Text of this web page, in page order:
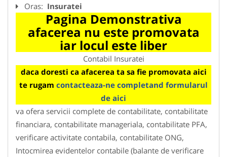
Oras: Insuratei
Pagina Demonstrativa
afacerea nu este promovata
iar locul este liber
Contabil Insuratei
daca doresti ca afacerea ta sa fie promovata aici
te rugam contacteaza-ne completand formularul
de aici
va ofera servicii complete de contabilitate, contabilitate
financiara, contabilitate manageriala, contabilitate PFA,
verificare activitate contabila, contabilitate ONG,
Intocmirea evidentelor contabile (balante de verificare